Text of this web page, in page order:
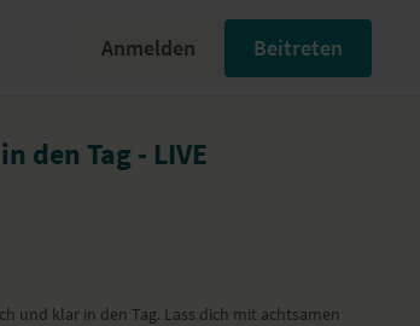
Anmelden Beitreten
den Tag - LIVE
und klar in den Tag. Lass dich mit achtsamen